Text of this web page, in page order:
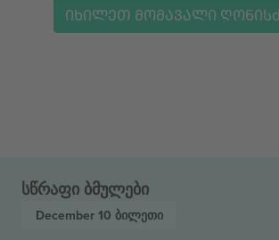
ᲘᲮᲘᲚᲔᲗ ᲛᲝᲛᲐᲕᲐᲚᲘ
სწრაფი ბმულები
December 10 ბილეთი